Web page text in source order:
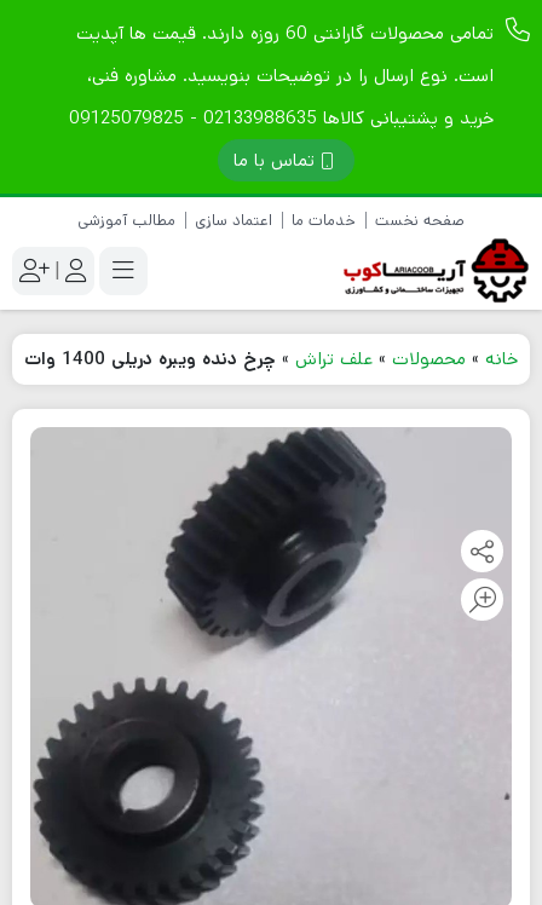
تمامی محصولات گارانتی 60 روزه دارند. قیمت ها آپدیت
است. نوع ارسال را در توضیحات بنویسید. مشاوره فنی،
خرید و پشتیبانی کالاها 02133988635 - 09125079825
تماس با ما
صفحه نخست خدمات ما اعتماد سازی مطالب آموزشی
|
خانه » محصولات » علف تراش » چرخ دنده ویبره دریلی 1400 وات